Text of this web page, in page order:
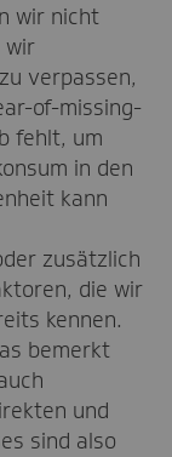
wir nicht
wir
verpassen,
of-missing-
fehlt, um
in den
kann
zusätzlich
die wir
kennen.
bemerkt
und
sind also